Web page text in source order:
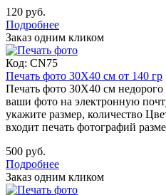
120 руб.
Подробнее
Заказ одним кликом
Код: CN75
Печать фото 30Х40 см от 140 гр
Печать фото 30Х40 см
ваши фото на электронную
укажите размер, количество
входит печать фотографий
500 руб.
Подробнее
Заказ одним кликом